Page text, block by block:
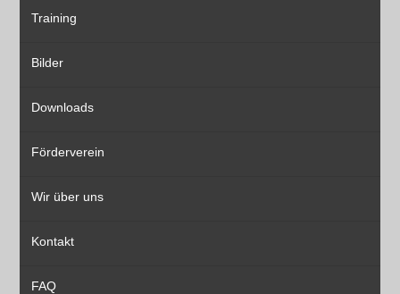
Training
Bilder
Downloads
Förderverein
Wir über uns
Kontakt
FAQ